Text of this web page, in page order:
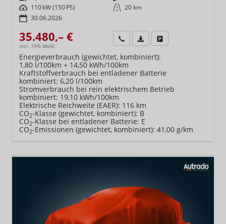
Leistung 110 kW (150 PS) Kilometerstand 20 km
30.06.2026
35.480,– €
incl. 19% MwSt.
Wir rufen Sie anFahrzeugexposé (PDF)
Energieverbrauch (gewichtet, kombiniert):
1,80 l/100km + 14,50 kWh/100km
Kraftstoffverbrauch bei entladener Batterie
kombiniert: 6,20 l/100km
Stromverbrauch bei rein elektrischem Betrieb
kombiniert: 19,10 kWh/100km
Elektrische Reichweite (EAER): 116 km
CO2-Klasse (gewichtet, kombiniert): B
CO2-Klasse bei entladener Batterie: E
CO2-Emissionen (gewichtet, kombiniert): 41,00 g/km